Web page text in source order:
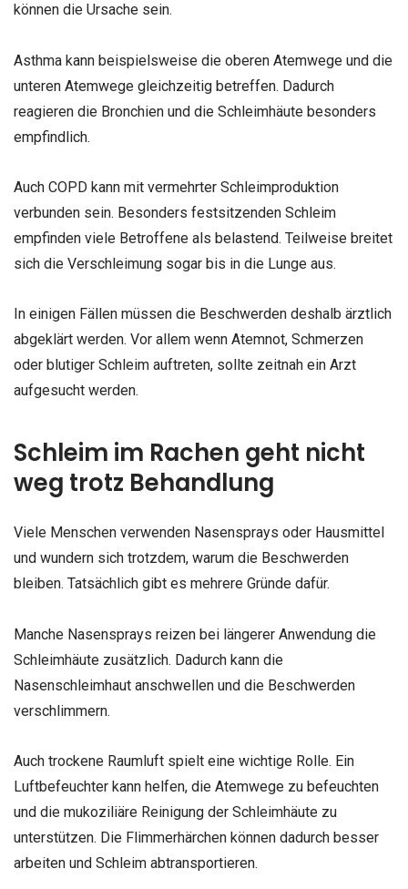
können die Ursache sein.
Asthma kann beispielsweise die oberen Atemwege und die
unteren Atemwege gleichzeitig betreffen. Dadurch
reagieren die Bronchien und die Schleimhäute besonders
empfindlich.
Auch COPD kann mit vermehrter Schleimproduktion
verbunden sein. Besonders festsitzenden Schleim
empfinden viele Betroffene als belastend. Teilweise breitet
sich die Verschleimung sogar bis in die Lunge aus.
In einigen Fällen müssen die Beschwerden deshalb ärztlich
abgeklärt werden. Vor allem wenn Atemnot, Schmerzen
oder blutiger Schleim auftreten, sollte zeitnah ein Arzt
aufgesucht werden.
Schleim im Rachen geht nicht
weg trotz Behandlung
Viele Menschen verwenden Nasensprays oder Hausmittel
und wundern sich trotzdem, warum die Beschwerden
bleiben. Tatsächlich gibt es mehrere Gründe dafür.
Manche Nasensprays reizen bei längerer Anwendung die
Schleimhäute zusätzlich. Dadurch kann die
Nasenschleimhaut anschwellen und die Beschwerden
verschlimmern.
Auch trockene Raumluft spielt eine wichtige Rolle. Ein
Luftbefeuchter kann helfen, die Atemwege zu befeuchten
und die mukoziliäre Reinigung der Schleimhäute zu
unterstützen. Die Flimmerhärchen können dadurch besser
arbeiten und Schleim abtransportieren.